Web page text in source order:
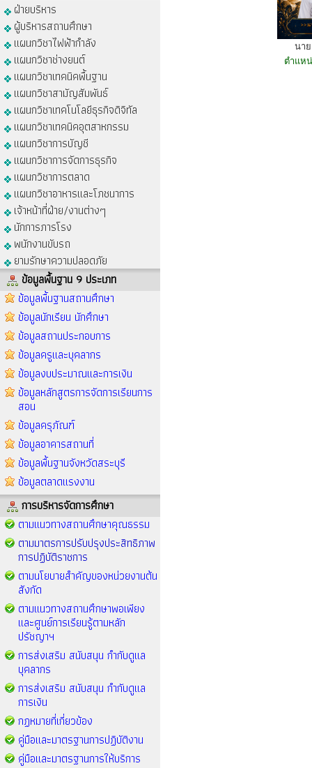
ฝ่ายบริหาร
ผู้บริหารสถานศึกษา
แผนกวิชาไฟฟ้ากำลัง
แผนกวิชาช่างยนต์
แผนกวิชาเทคนิคพื้นฐาน
แผนกวิชาสามัญสัมพันธ์
แผนกวิชาเทคโนโลยีธุรกิจดิจิทัล
แผนกวิชาเทคนิคอุตสาหกรรม
แผนกวิชาการบัญชี
แผนกวิชาการจัดการธุรกิจ
แผนกวิชาการตลาด
แผนกวิชาอาหารและโภชนาการ
เจ้าหน้าที่ฝ่าย/งานต่างๆ
นักการภารโรง
พนักงานขับรถ
ยามรักษาความปลอดภัย
ข้อมูลพื้นฐาน 9 ประเภท
ข้อมูลพื้นฐานสถานศึกษา
ข้อมูลนักเรียน นักศึกษา
ข้อมูลสถานประกอบการ
ข้อมูลครูและบุคลากร
ข้อมูลงบประมาณและการเงิน
ข้อมูลหลักสูตรการจัดการเรียนการ
สอน
ข้อมูลครุภัณฑ์
ข้อมูลอาคารสถานที่
ข้อมูลพื้นฐานจังหวัดสระบุรี
ข้อมูลตลาดแรงงาน
การบริหารจัดการศึกษา
ตามแนวทางสถานศึกษาคุณธรรม
ตามมาตรการปรับปรุงประสิทธิภาพ
การปฏิบัติราชการ
ตามนโยบายสำคัญของหน่วยงานต้น
สังกัด
ตามแนวทางสถานศึกษาพอเพียง
และศูนย์การเรียนรู้ตามหลัก
ปรัชญาฯ
การส่งเสริม สนับสนุน กำกับดูแล
บุคลากร
การส่งเสริม สนับสนุน กำกับดูแล
การเงิน
กฏหมายที่เกี่ยวข้อง
คู่มือและมาตรฐานการปฏิบัติงาน
คู่มือและมาตรฐานการให้บริการ
นา
ตำแห